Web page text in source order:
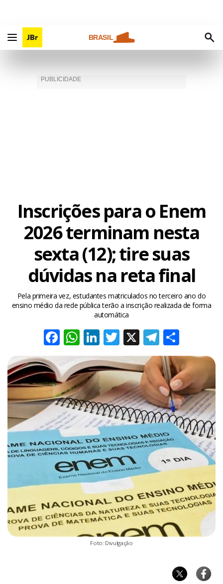
BRASIL
Inscrições para o Enem
2026 terminam nesta
sexta (12); tire suas
dúvidas na reta final
Pela primeira vez, estudantes matriculados no terceiro ano do
ensino médio da rede pública terão a inscrição realizada de forma
automática
Facebook
WhatsApp
LinkedIn
Twitter
X
Foto: Divulgação